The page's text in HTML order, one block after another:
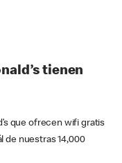
tienen
que ofrecen wifi gratis
de nuestras 14,000